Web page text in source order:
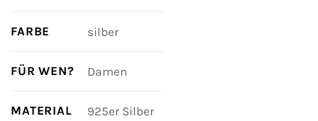
FARBE silber
FÜR WEN? Damen
MATERIAL 925er Silber